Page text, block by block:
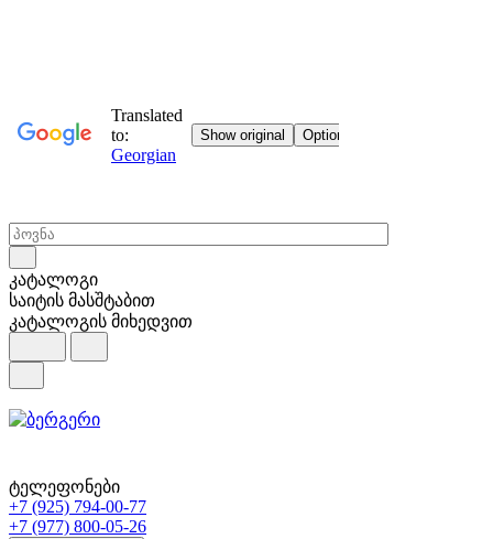
კატალოგი
საიტის მასშტაბით
კატალოგის მიხედვით
ტელეფონები
+7 (925) 794-00-77
+7 (977) 800-05-26